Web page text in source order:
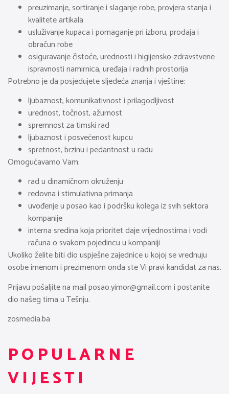
preuzimanje, sortiranje i slaganje robe, provjera stanja i
kvalitete artikala
usluživanje kupaca i pomaganje pri izboru, prodaja i
obračun robe
osiguravanje čistoće, urednosti i higijensko-zdravstvene
ispravnosti namirnica, uređaja i radnih prostorija
Potrebno je da posjedujete sljedeća znanja i vještine:
ljubaznost, komunikativnost i prilagodljivost
urednost, točnost, ažurnost
spremnost za timski rad
ljubaznost i posvećenost kupcu
spretnost, brzinu i pedantnost u radu
Omogućavamo Vam:
rad u dinamičnom okruženju
redovna i stimulativna primanja
uvođenje u posao kao i podršku kolega iz svih sektora
kompanije
interna sredina koja prioritet daje vrijednostima i vodi
računa o svakom pojedincu u kompaniji
Ukoliko želite biti dio uspješne zajednice u kojoj se vrednuju
osobe imenom i prezimenom onda ste Vi pravi kandidat za nas.
Prijavu pošaljite na mailposao.yimor@gmail.comi postanite
dio našeg tima u Tešnju.
zosmedia.ba
POPULARNE
VIJESTI